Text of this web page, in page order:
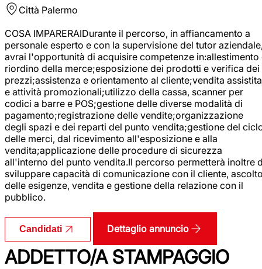
Città Palermo
COSA IMPARERAIDurante il percorso, in affiancamento a
personale esperto e con la supervisione del tutor
avrai l'opportunità di acquisire competenze in:allestimento
riordino della merce;esposizione dei prodotti e verifica dei
prezzi;assistenza e orientamento al cliente;vendita assistita
e attività promozionali;utilizzo della cassa, scanner per
codici a barre e POS;gestione delle diverse modalità di
pagamento;registrazione delle vendite;organizzazione
degli spazi e dei reparti del punto vendita;gestione del
delle merci, dal ricevimento all'esposizione e alla
vendita;applicazione delle procedure di sicurezza
all'interno del punto vendita.Il percorso permetterà inoltre
sviluppare capacità di comunicazione con il cliente,
delle esigenze, vendita e gestione della relazione con il
pubblico.
Candidati Dettaglio annuncio
ADDETTO/A STAMPAGGIO